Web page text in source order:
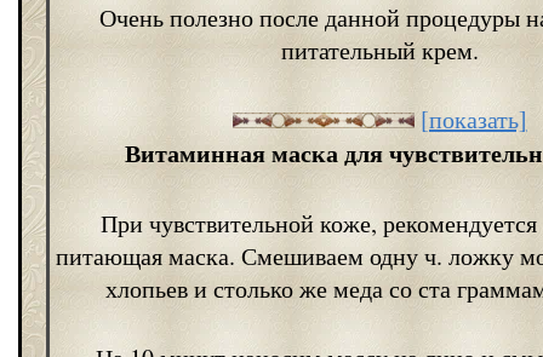
Очень полезно после данной процедуры
питательный крем.
[показать]
Витаминная маска для
При чувствительной коже,
питающая маска. Смешиваем одну ч. ложку
хлопьев и столько же меда со ста